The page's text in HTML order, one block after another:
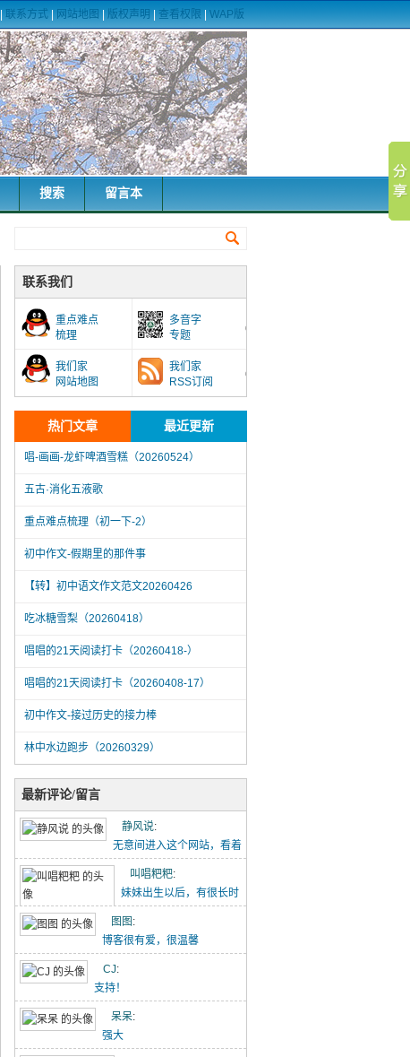
联系方式 网站地图 版权声明 查看权限 WAP版
搜索 留言本
联系我们
重点难点
梳理
多音字
专题
我们家
网站地图
我们家
RSS订阅
热门文章 最近更新
唱-画画-龙虾啤酒雪糕（20260524）
五古·消化五液歌
重点难点梳理（初一下-2）
初中作文-假期里的那件事
【转】初中语文作文范文20260426
吃冰糖雪梨（20260418）
唱唱的21天阅读打卡（20260418-）
唱唱的21天阅读打卡（20260408-17）
初中作文-接过历史的接力棒
林中水边跑步（20260329）
唱-画画-龙虾啤酒雪糕（20260524）
五古·消化五液歌
重点难点梳理（初一下-2）
初中作文-假期里的那件事
【转】初中语文作文范文20260426
吃冰糖雪梨（20260418）
唱唱的21天阅读打卡（20260418-）
林中水边跑步（20260329）
小猪佩奇手推车（20260329）
最新评论/留言
静风说:
无意间进入这个网站，看着
点滴记录的文章能感...
叫唱粑粑:
妹妹出生以后，有很长时
图图 :
博客很有爱，很温馨
CJ:
支持！
呆呆:
强大